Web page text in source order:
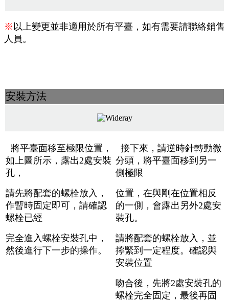
※以上變更並非適用於所有平臺，如有需要請聯絡銷售
人員。
安裝方法
將平臺面移至極限位置，
如上圖所示，露出2處安裝
孔，
請先將配套的螺栓放入，
作暫時固定即可，請確認
螺栓已經
完全進入螺栓安裝孔中，
然後進行下一步的操作。
接下來，請逆時針轉動微
分頭，將平臺面移到另一
側極限
位置 ，在與剛在位置相反
的一側，會露出另外2處安
裝孔。
請將配套的螺栓放入，並
擰緊到一定程度。確認與
安裝位置
吻合後，先將2處安裝孔的
螺栓完全固定，最後再固